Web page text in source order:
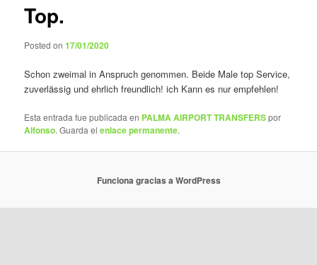
Top.
Posted on17/01/2020
Schon zweimal in Anspruch genommen. Beide Male top Service,
zuverlässig und ehrlich freundlich! ich Kann es nur empfehlen!
Esta entrada fue publicada en PALMA AIRPORT TRANSFERSpor
Alfonso. Guarda elenlace permanente.
Funciona gracias a WordPress